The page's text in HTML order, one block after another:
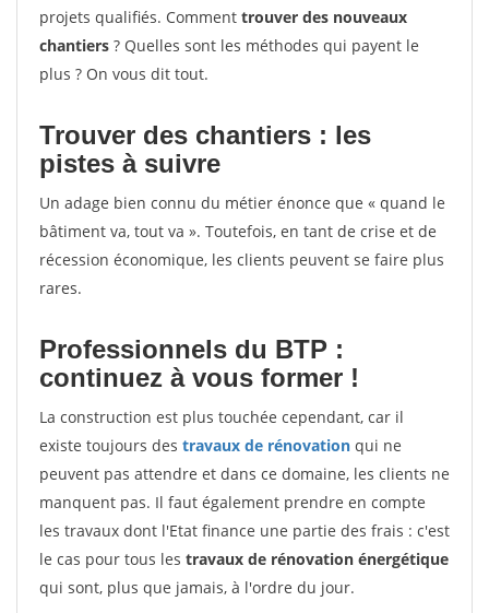
projets qualifiés. Comment trouver des nouveaux
chantiers ? Quelles sont les méthodes qui payent le
plus ? On vous dit tout.
Trouver des chantiers : les
pistes à suivre
Un adage bien connu du métier énonce que « quand le
bâtiment va, tout va ». Toutefois, en tant de crise et de
récession économique, les clients peuvent se faire plus
rares.
Professionnels du BTP :
continuez à vous former !
La construction est plus touchée cependant, car il
existe toujours des travaux de rénovation qui ne
peuvent pas attendre et dans ce domaine, les clients ne
manquent pas. Il faut également prendre en compte
les travaux dont l'Etat finance une partie des frais : c'est
le cas pour tous les travaux de rénovation énergétique
qui sont, plus que jamais, à l'ordre du jour.